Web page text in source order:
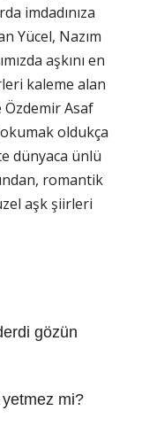
imdadınıza
Yücel, Nazım
aşkını en
kaleme alan
Özdemir Asaf
oldukça
dünyaca ünlü
romantik
aşk şiirleri
gözün
mi?